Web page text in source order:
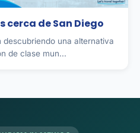
cerca de San Diego
descubriendo una alternativa
de clase mun...